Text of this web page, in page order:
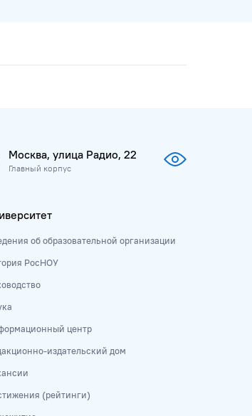
Москва, улица Радио, 22
Главный корпус
об образовательной организации
РосНОУ
центр
издательский дом
(рейтинги)